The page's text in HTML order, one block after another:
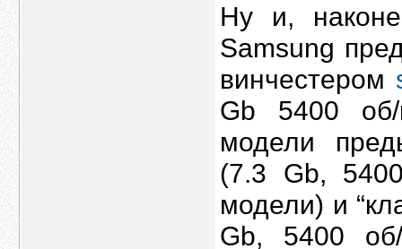
Ну и,
Samsung
винчестером
Gb 5400 об/
модели
(7.3 Gb,
модели) и
Gb, 5400